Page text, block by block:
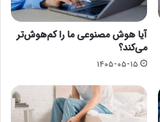
آیا هوش مصنوعی ما را کم‌هوش‌تر
می‌کند؟
۱۴۰۵-۰۵-۱۵